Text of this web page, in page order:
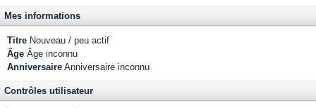
Mes informations
Titre Nouveau / peu actif
Âge Âge inconnu
Anniversaire Anniversaire inconnu
Contrôles utilisateur